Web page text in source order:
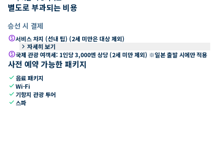
별도로 부과되는 비용
승선 시 결제
paid서비스 차지 (선내 팁) (2세 미만은 대상 제외)
keyboard_arrow_right 자세히 보기
paid국제 관광 여객세: 1인당 3,000엔 상당 (2세 미만 제외) ※일본 출발 시에만 적용
사전 예약 가능한 패키지
check 음료 패키지
checkWi-Fi
check 기항지 관광 투어
check 스파